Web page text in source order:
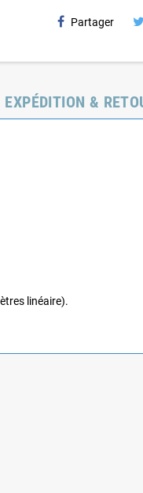
Partager
EXPÉDITION &
linéaire).